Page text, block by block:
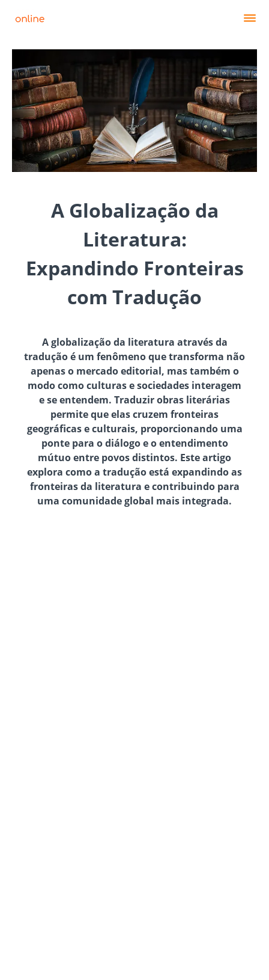
A Globalização da
Literatura:
Expandindo Fronteiras
com Tradução
A globalização da literatura através da
tradução é um fenômeno que transforma não
apenas o mercado editorial, mas também o
modo como culturas e sociedades interagem
e se entendem. Traduzir obras literárias
permite que elas cruzem fronteiras
geográficas e culturais, proporcionando uma
ponte para o diálogo e o entendimento
mútuo entre povos distintos. Este artigo
explora como a tradução está expandindo as
fronteiras da literatura e contribuindo para
uma comunidade global mais integrada.